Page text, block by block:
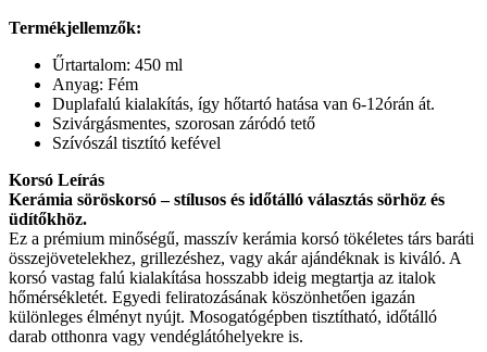
Termékjellemzők:
Űrtartalom: 450 ml
Anyag: Fém
Duplafalú kialakítás, így hőtartó hatása van 6-12órán át.
Szivárgásmentes, szorosan záródó tető
Szívószál tisztító kefével
Korsó Leírás
Kerámia söröskorsó – stílusos és időtálló választás sörhöz és
üdítőkhöz.
Ez a prémium minőségű, masszív kerámia korsó tökéletes társ baráti
összejövetelekhez, grillezéshez, vagy akár ajándéknak is kiváló. A
korsó vastag falú kialakítása hosszabb ideig megtartja az italok
hőmérsékletét. Egyedi feliratozásának köszönhetően igazán
különleges élményt nyújt. Mosogatógépben tisztítható, időtálló
darab otthonra vagy vendéglátóhelyekre is.